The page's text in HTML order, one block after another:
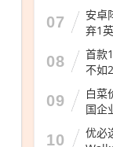
07
安卓
弃1
08
首款
不如
09
白菜
国企
10
优必